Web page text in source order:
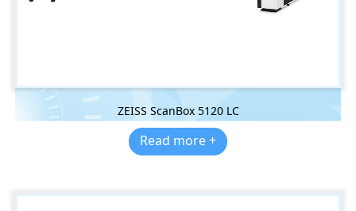
ZEISS ScanBox 5120 LC
Read more +